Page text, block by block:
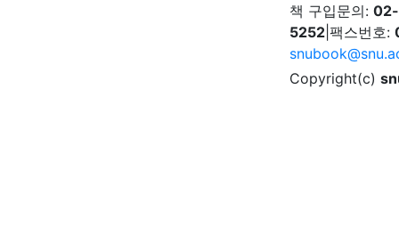
책 구입문의:
5252 팩스번호:
Copyright(c)